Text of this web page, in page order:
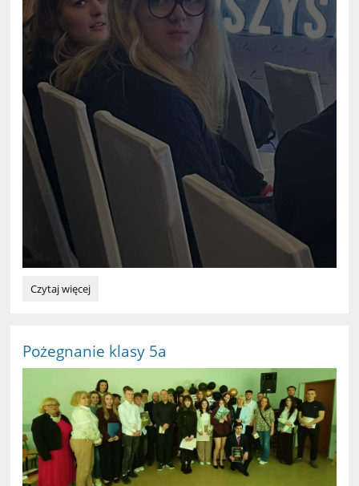
Zawodowy
Międzyzdrojach:
Czytaj więcej
Pożegnanie klasy 5a